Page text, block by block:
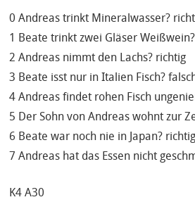
0 Andreas trinkt Mineralwasser?
1 Beate trinkt zwei Gläser
2 Andreas nimmt den Lachs? richtig
3 Beate isst nur in Italien Fisch?
4 Andreas findet rohen Fisch
5 Der Sohn von Andreas wohnt zur
6 Beate war noch nie in Japan? richtig
7 Andreas hat das Essen nicht
K4 A30